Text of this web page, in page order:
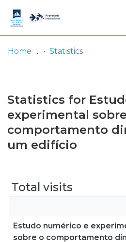
Browse repository
Entities
Log
In
Home Statistics
Statistics for
experimental
comportamento
um edifício
Total visits
Estudo numérico e
sobre o comportamento